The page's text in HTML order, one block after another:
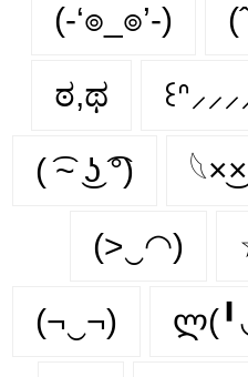
(-‘๏_๏’-)
ಠ,ಥ
( ͡~ ͜ʖ ͡°)
(>‿◠)
(¬‿¬)